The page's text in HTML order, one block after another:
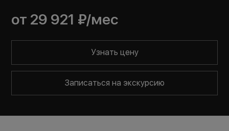
от 29 921 ₽/мес
Узнать цену
Записаться на экскурсию